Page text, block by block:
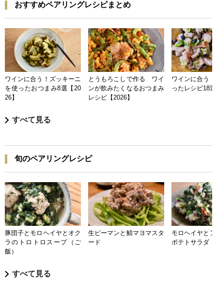
おすすめペアリングレシピまとめ
ワインに合う！ズッキーニ
を使ったおつまみ8選【20
26】
とうもろこしで作る ワイ
ンが飲みたくなるおつまみ
レシピ【2026】
ワインに合う
ったレシピ18
すべて見る
旬のペアリングレシピ
豚団子とモロヘイヤとオク
ラのトロトロスープ（ご
飯）
生ピーマンと鯖マヨマスタ
ード
モロヘイヤと
ポテトサラダ
すべて見る